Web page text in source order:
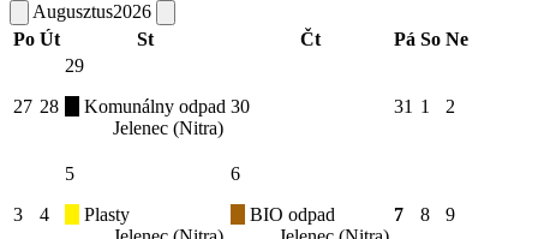
Augusztus2026
Po Út St Čt Pá So Ne
27 28
29
Komunálny odpad
Jelenec (Nitra)
30 31 1 2
3 4
5
Plasty
6
BIO odpad
7 8 9